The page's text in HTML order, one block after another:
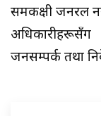
समकक्षी जनरल
जनसम्पर्क तथा